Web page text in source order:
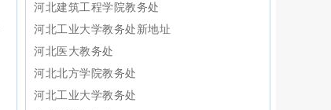
河北建筑工程学院教务处
河北工业大学教务处新地址
河北医大教务处
河北北方学院教务处
河北工业大学教务处